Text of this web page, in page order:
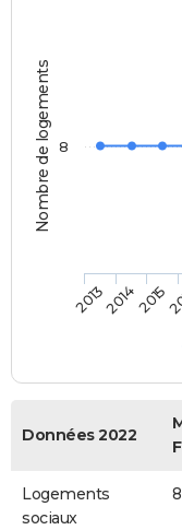
Nombre de logements
201320142015
8
Données 2022
Logements
sociaux
8